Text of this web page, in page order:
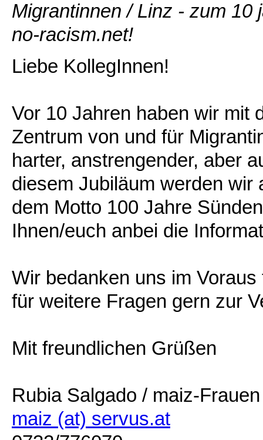
Migrantinnen / Linz - zum 10
no-racism.net!
Liebe KollegInnen!
Vor 10 Jahren haben wir mit
Zentrum von und für
harter, anstrengender, aber
diesem Jubiläum werden wir
dem Motto 100 Jahre
Ihnen/euch anbei die
Wir bedanken uns im
für weitere Fragen gern zur
Mit freundlichen Grüßen
Rubia Salgado / maiz-Frauen
maiz (at) servus.at